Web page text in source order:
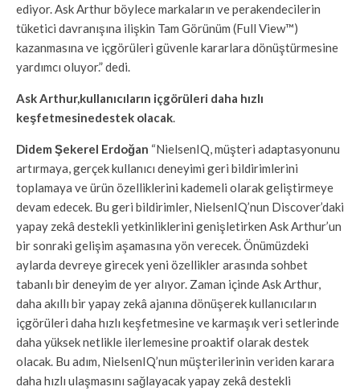
ediyor. Ask Arthur böylece markaların ve perakendecilerin
tüketici davranışına ilişkin Tam Görünüm (Full View™)
kazanmasına ve içgörüleri güvenle kararlara dönüştürmesine
yardımcı oluyor.” dedi.
Ask Arthur,kullanıcıların içgörüleri daha hızlı
keşfetmesinedestek olacak.
Didem Şekerel Erdoğan “NielsenIQ, müşteri adaptasyonunu
artırmaya, gerçek kullanıcı deneyimi geri bildirimlerini
toplamaya ve ürün özelliklerini kademeli olarak geliştirmeye
devam edecek. Bu geri bildirimler, NielsenIQ’nun Discover’daki
yapay zekâ destekli yetkinliklerini genişletirken Ask Arthur’un
bir sonraki gelişim aşamasına yön verecek. Önümüzdeki
aylarda devreye girecek yeni özellikler arasında sohbet
tabanlı bir deneyim de yer alıyor. Zaman içinde Ask Arthur,
daha akıllı bir yapay zekâ ajanına dönüşerek kullanıcıların
içgörüleri daha hızlı keşfetmesine ve karmaşık veri setlerinde
daha yüksek netlikle ilerlemesine proaktif olarak destek
olacak. Bu adım, NielsenIQ’nun müşterilerinin veriden karara
daha hızlı ulaşmasını sağlayacak yapay zekâ destekli